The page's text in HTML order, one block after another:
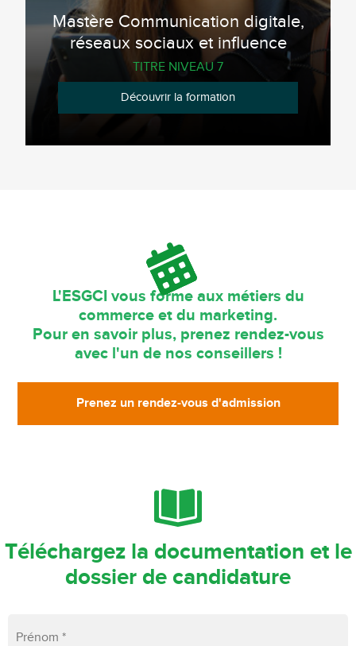
Mastère Communication digitale,
réseaux sociaux et influence
TITRE NIVEAU 7
Découvrir la formation
L'ESGCI vous forme aux métiers du
commerce et du marketing.
Pour en savoir plus, prenez rendez-vous
avec l'un de nos conseillers !
Prenez un rendez-vous d'admission
Téléchargez la documentation et le
dossier de candidature